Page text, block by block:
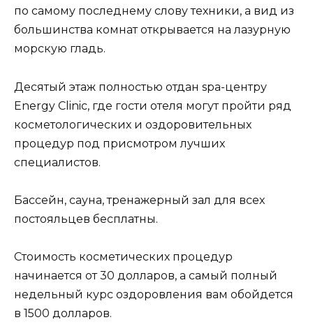
по самому последнему слову техники, а вид из
большинства комнат открывается на лазурную
морскую гладь.
Десятый этаж полностью отдан spa-центру
Energy Clinic, где гости отеля могут пройти ряд
косметологических и оздоровительных
процедур под присмотром лучших
специалистов.
Бассейн, сауна, тренажерный зал для всех
постояльцев бесплатны.
Стоимость косметических процедур
начинается от 30 долларов, а самый полный
недельный курс оздоровления вам обойдется
в 1500 долларов.